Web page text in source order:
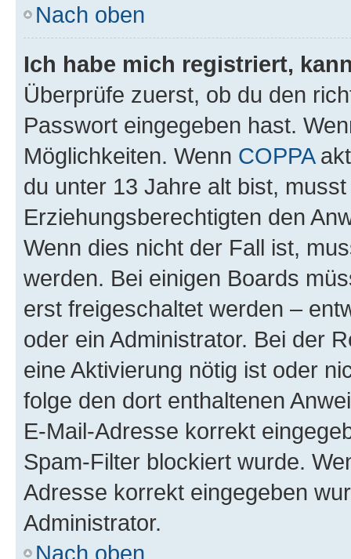
Nach oben
Ich habe mich registriert,
Überprüfe zuerst, ob du den
Passwort eingegeben hast.
Möglichkeiten. Wenn COPPA
du unter 13 Jahre alt bist,
Erziehungsberechtigten den
Wenn dies nicht der Fall ist,
werden. Bei einigen Boards
erst freigeschaltet werden –
oder ein Administrator. Bei der
eine Aktivierung nötig ist oder
folge den dort enthaltenen
E-Mail-Adresse korrekt
Spam-Filter blockiert wurde.
Adresse korrekt eingegeben
Administrator.
Nach oben